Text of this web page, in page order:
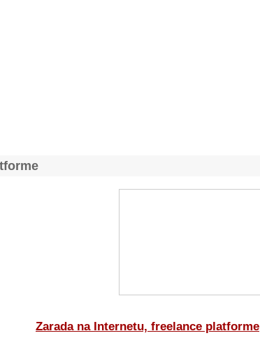
Zarada na Internetu, freelance platforme